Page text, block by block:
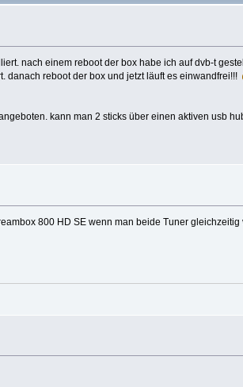
nach einem reboot der box habe ich auf dvb-t
danach reboot der box und jetzt läuft es einwandfrei!!!
kann man 2 sticks über einen aktiven usb
800 HD SE wenn man beide Tuner